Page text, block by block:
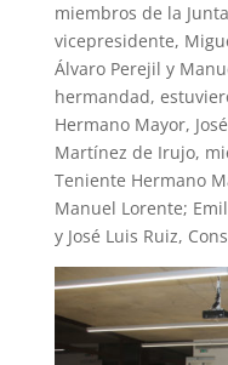
miembros de la
vicepresidente,
Álvaro Perejil y
hermandad,
Hermano Mayor,
Martínez de Irujo,
Teniente Hermano
Manuel Lorente;
y José Luis Ruiz,